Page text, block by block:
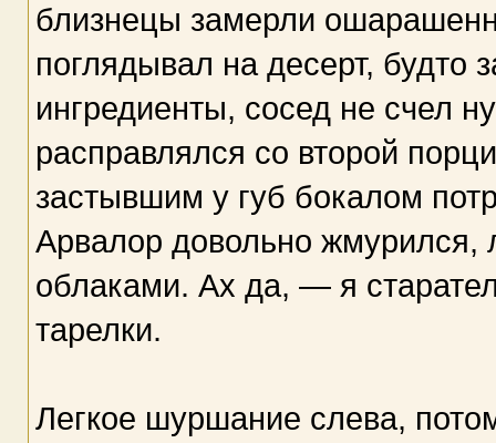
близнецы замерли
поглядывал на десерт, будто
ингредиенты, сосед не счел
расправлялся со второй
застывшим у губ бокалом
Арвалор довольно
облаками. Ах да, — я
тарелки.
Легкое шуршание слева,